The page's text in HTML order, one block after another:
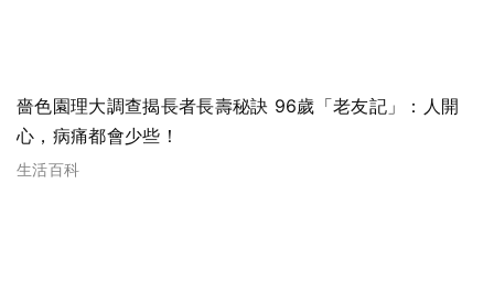
嗇色園理大調查揭長者長壽秘訣 96歲「老友記」：人開
心，病痛都會少些！
生活百科